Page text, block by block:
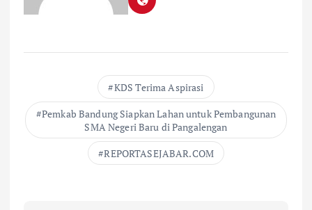
KDS Terima Aspirasi
Pemkab Bandung Siapkan Lahan untuk Pembangunan
SMA Negeri Baru di Pangalengan
REPORTASEJABAR.COM